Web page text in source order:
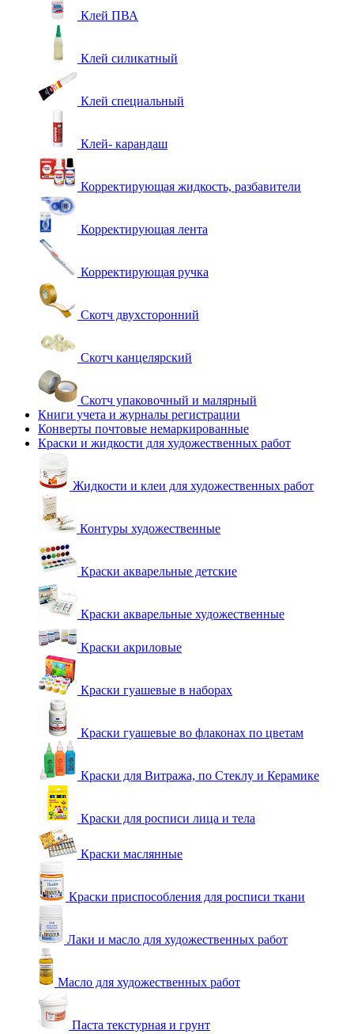
Клей ПВА
Клей силикатный
Клей специальный
Клей- карандаш
Корректирующая жидкость, разбавители
Корректирующая лента
Корректирующая ручка
Скотч двухсторонний
Скотч канцелярский
Скотч упаковочный и малярный
Книги учета и журналы регистрации
Конверты почтовые немаркированные
Краски и жидкости для художественных работ
Жидкости и клеи для художественных работ
Контуры художественные
Краски акварельные детские
Краски акварельные художественные
Краски акриловые
Краски гуашевые в наборах
Краски гуашевые во флаконах по цветам
Краски для Витража, по Стеклу и Керамике
Краски для росписи лица и тела
Краски маслянные
Краски приспособления для росписи ткани
Лаки и масло для художественных работ
Масло для художественных работ
Паста текстурная и грунт